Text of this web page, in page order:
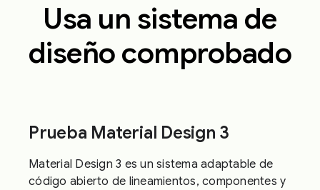
Usa un sistema de
diseño comprobado
Prueba Material Design 3
Material Design 3 es un sistema adaptable de
código abierto de lineamientos, componentes y